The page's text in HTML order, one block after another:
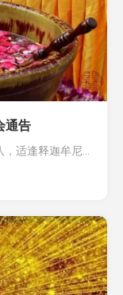
通告
适逢释迦牟尼...